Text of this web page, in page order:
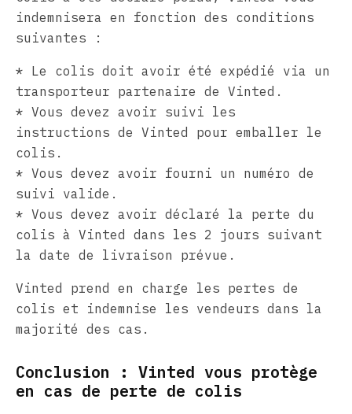
indemnisera en fonction des conditions
suivantes :
* Le colis doit avoir été expédié via un
transporteur partenaire de Vinted.
* Vous devez avoir suivi les
instructions de Vinted pour emballer le
colis.
* Vous devez avoir fourni un numéro de
suivi valide.
* Vous devez avoir déclaré la perte du
colis à Vinted dans les 2 jours suivant
la date de livraison prévue.
Vinted prend en charge les pertes de
colis et indemnise les vendeurs dans la
majorité des cas.
Conclusion : Vinted vous protège
en cas de perte de colis